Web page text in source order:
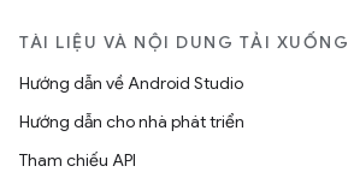
TÀI LIỆU VÀ NỘI DUNG TẢI XUỐNG
Hướng dẫn về Android Studio
Hướng dẫn cho nhà phát triển
Tham chiếu API